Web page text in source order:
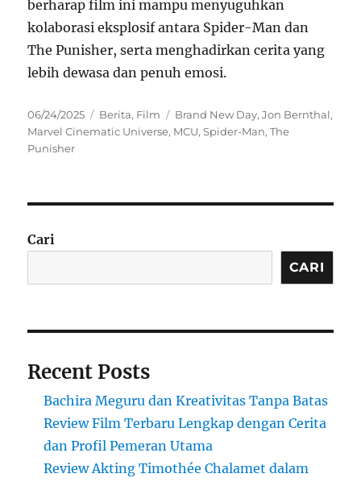
berharap film ini mampu menyuguhkan
kolaborasi eksplosif antara Spider-Man dan
The Punisher, serta menghadirkan cerita yang
lebih dewasa dan penuh emosi.
Posted
on
06/24/2025 Categories
Berita, Film Tags
Brand New Day,Jon Bernthal,
Marvel Cinematic Universe, MCU,Spider-Man,The
Punisher
Cari
CARI
Recent Posts
Bachira Meguru dan Kreativitas Tanpa Batas
Review Film Terbaru Lengkap dengan Cerita
dan Profil Pemeran Utama
Review Akting Timothée Chalamet dalam